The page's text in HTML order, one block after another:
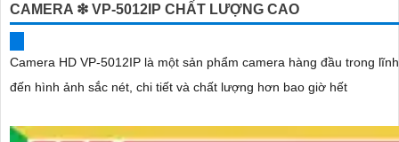
CAMERA ❇ VP-5012IP CHẤT LƯỢNG CAO
Camera HD VP-5012IP là một sản phẩm camera hàng đầu trong lĩnh vực giám sát an ninh. Được trang bị công
đến hình ảnh sắc nét, chi tiết và chất lượng hơn bao giờ hết